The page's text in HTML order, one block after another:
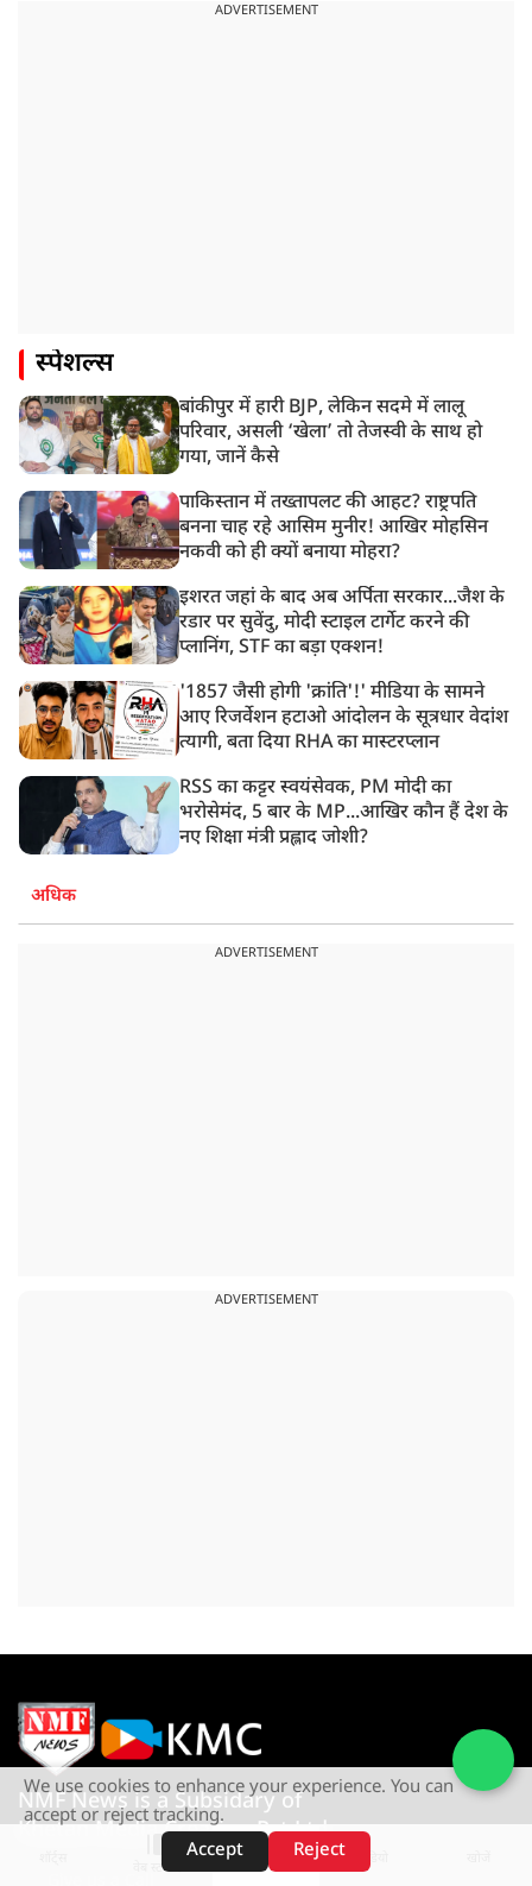
ADVERTISEMENT
स्पेशल्स
बांकीपुर में हारी BJP, लेकिन सदमे में लालू
परिवार, असली ‘खेला’ तो तेजस्वी के साथ हो
गया, जानें कैसे
पाकिस्तान में तख्तापलट की आहट? राष्ट्रपति
बनना चाह रहे आसिम मुनीर! आखिर मोहसिन
नकवी को ही क्यों बनाया मोहरा?
इशरत जहां के बाद अब अर्पिता सरकार...जैश के
रडार पर सुवेंदु, मोदी स्टाइल टार्गेट करने की
प्लानिंग, STF का बड़ा एक्शन!
'1857 जैसी होगी 'क्रांति'!' मीडिया के सामने
आए रिजर्वेशन हटाओ आंदोलन के सूत्रधार वेदांश
त्यागी, बता दिया RHA का मास्टरप्लान
RSS का कट्टर स्वयंसेवक, PM मोदी का
भरोसेमंद, 5 बार के MP...आखिर कौन हैं देश के
नए शिक्षा मंत्री प्रह्लाद जोशी?
अधिक
ADVERTISEMENT
ADVERTISEMENT
वेब स्टोरीज़
NMF News is a Subsidary of
Khetan Media Creation Pvt Ltd
We use cookies to enhance your experience. You can
accept or reject tracking.
Accept
Reject